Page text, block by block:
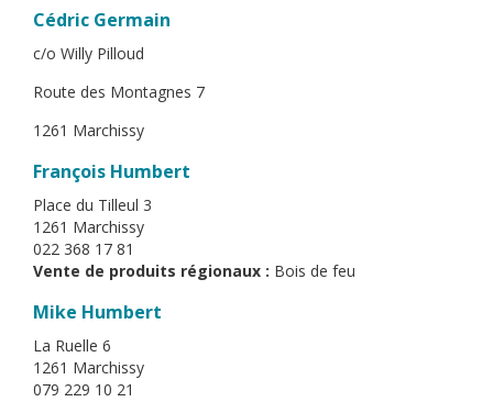
Cédric Germain
c/o Willy Pilloud
Route des Montagnes 7
1261 Marchissy
François Humbert
Place du Tilleul 3
1261 Marchissy
022 368 17 81
Vente de produits régionaux : Bois de feu
Mike Humbert
La Ruelle 6
1261 Marchissy
079 229 10 21